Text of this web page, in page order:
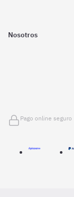
Nosotros
Pago online seguro